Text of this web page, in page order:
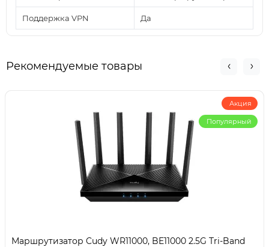
Поддержка VPN Да
Рекомендуемые товары
Акция
Популярный
Маршрутизатор Cudy WR11000, BE11000 2.5G Tri-Band